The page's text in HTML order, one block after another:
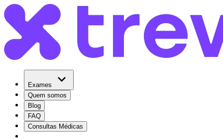
Exames
Quem somos
Blog
FAQ
Consultas Médicas